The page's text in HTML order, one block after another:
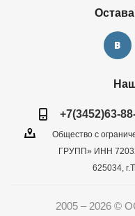
+7(3452)63-
Общество с
ГРУПП» ИНН
625034,
2005 – 2026 ©